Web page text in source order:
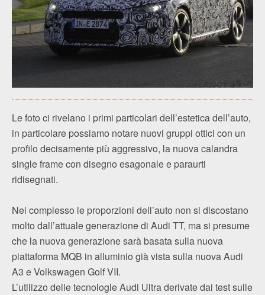
Le foto ci rivelano i primi particolari dell’estetica dell’auto,
in particolare possiamo notare nuovi gruppi ottici con un
profilo decisamente più aggressivo, la nuova calandra
single frame con disegno esagonale e paraurti
ridisegnati.
Nel complesso le proporzioni dell’auto non si discostano
molto dall’attuale generazione di Audi TT, ma si presume
che la nuova generazione sarà basata sulla nuova
piattaforma MQB in alluminio già vista sulla nuova Audi
A3 e Volkswagen Golf VII.
L’utilizzo delle tecnologie Audi Ultra derivate dai test sulle